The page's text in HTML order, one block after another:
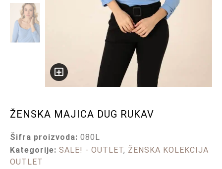
ŽENSKA MAJICA DUG RUKAV
Šifra proizvoda: 080L
Kategorije: SALE! - OUTLET, ŽENSKA KOLEKCIJA
OUTLET